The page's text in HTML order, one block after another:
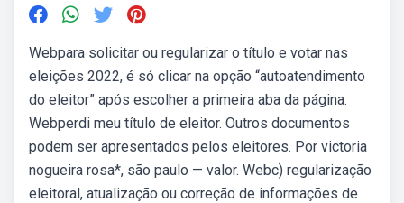
Webpara solicitar ou regularizar o título e votar nas
eleições 2022, é só clicar na opção “autoatendimento
do eleitor” após escolher a primeira aba da página.
Webperdi meu título de eleitor. Outros documentos
podem ser apresentados pelos eleitores. Por victoria
nogueira rosa*, são paulo — valor. Webc) regularização
eleitoral, atualização ou correção de informações de